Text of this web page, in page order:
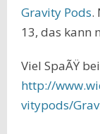
Gravity Pods.
13, das kann
Viel SpaÃŸ
http://
vitypods/